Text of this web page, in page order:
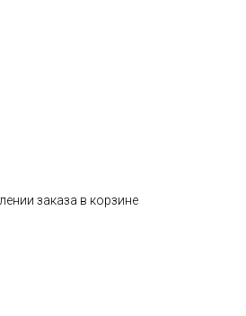
заказа в корзине